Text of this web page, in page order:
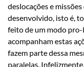
deslocações e
desenvolvido, isto é,
feito de um modo
acompanham estas
fazem parte dessa
paralelas.